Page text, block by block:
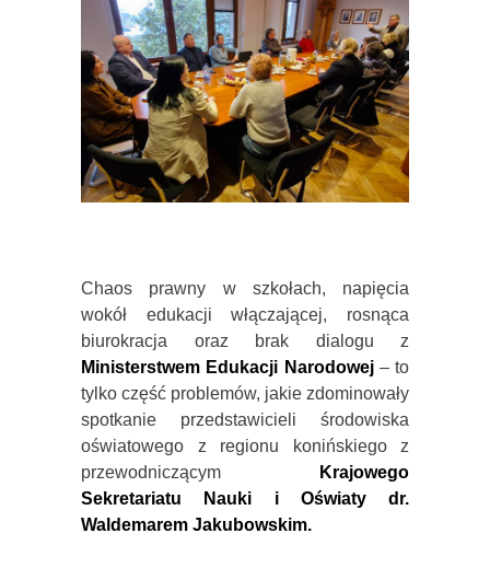
Chaos prawny w szkołach, napięcia
wokół edukacji włączającej, rosnąca
biurokracja oraz brak dialogu z
Ministerstwem Edukacji Narodowej– to
tylko część problemów, jakie zdominowały
spotkanie przedstawicieli środowiska
oświatowego z regionu konińskiego z
przewodniczącym
Krajowego
Sekretariatu Nauki i Oświaty dr.
Waldemarem Jakubowskim.